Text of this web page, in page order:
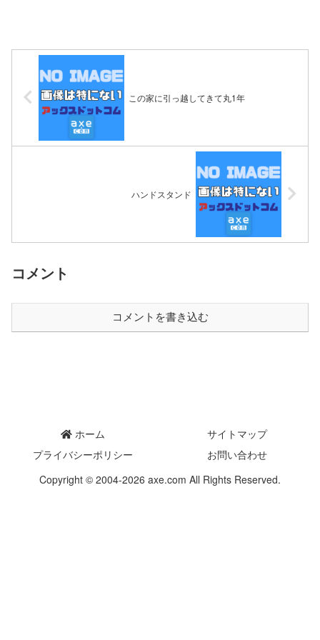
この家に引っ越してきて丸1年
ハンドスタンド
コメント
コメントを書き込む
ホーム
サイトマップ
プライバシーポリシー
お問い合わせ
Copyright © 2004-2026 axe.com All Rights Reserved.